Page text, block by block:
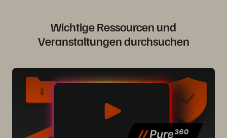
Wichtige Ressourcen und
Veranstaltungen durchsuchen